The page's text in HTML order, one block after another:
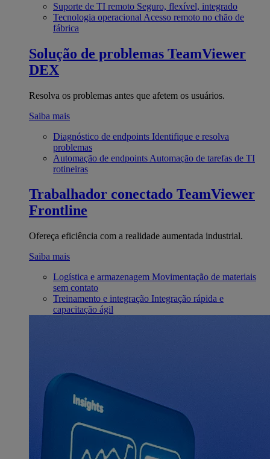
Suporte de TI remoto Seguro, flexível, integrado
Tecnologia operacional Acesso remoto no chão de
fábrica
Solução de problemas TeamViewer
DEX
Resolva os problemas antes que afetem os usuários.
Saiba mais
Diagnóstico de endpoints Identifique e resolva
problemas
Automação de endpoints Automação de tarefas de TI
rotineiras
Trabalhador conectado TeamViewer
Frontline
Ofereça eficiência com a realidade aumentada industrial.
Saiba mais
Logística e armazenagem Movimentação de materiais
sem contato
Treinamento e integração Integração rápida e
capacitação ágil